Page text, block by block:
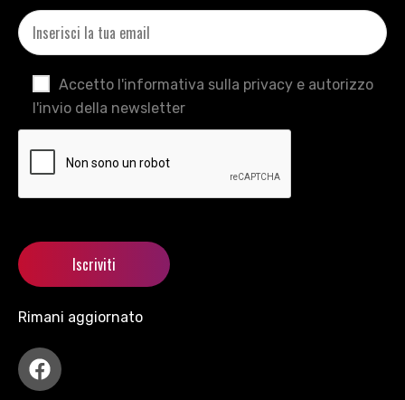
Accetto l'informativa sulla privacy e autorizzo
l'invio della newsletter
Rimani aggiornato